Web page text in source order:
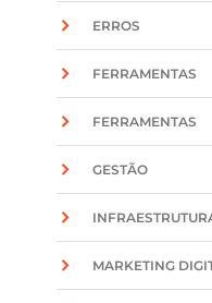
ERROS
FERRAMENTAS
FERRAMENTAS
GESTÃO
MARKETING